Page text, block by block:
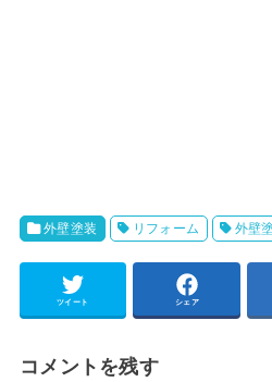
外壁塗装 リフォーム 外壁
ツイート シェア
コメントを残す